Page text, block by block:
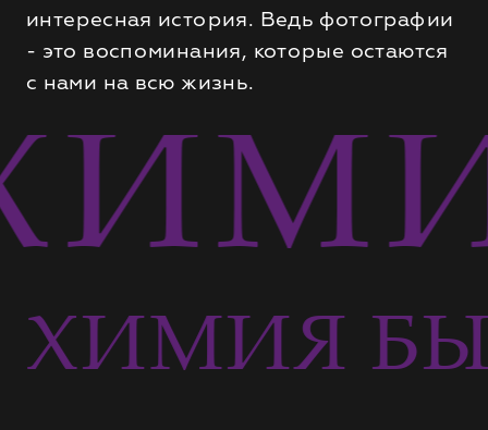
интересная история. Ведь фотографии
- это воспоминания, которые остаются
с нами на всю жизнь.
ХИМИЯ